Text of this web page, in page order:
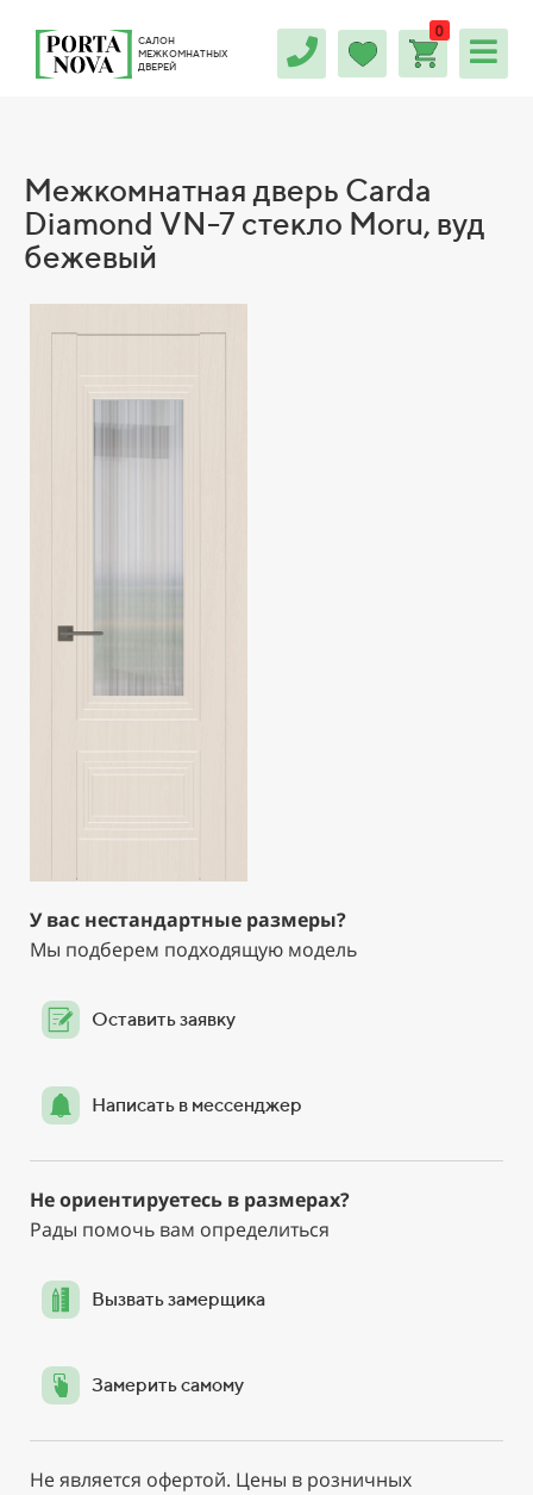
САЛОН
МЕЖКОМНАТНЫХ
ДВЕРЕЙ
0
Межкомнатная дверь Carda
Diamond VN-7 стекло Moru, вуд
бежевый
У вас нестандартные размеры?
Мы подберем подходящую модель
Оставить заявку
Написать в мессенджер
Не ориентируетесь в размерах?
Рады помочь вам определиться
Вызвать замерщика
Замерить самому
Не является офертой. Цены в розничных